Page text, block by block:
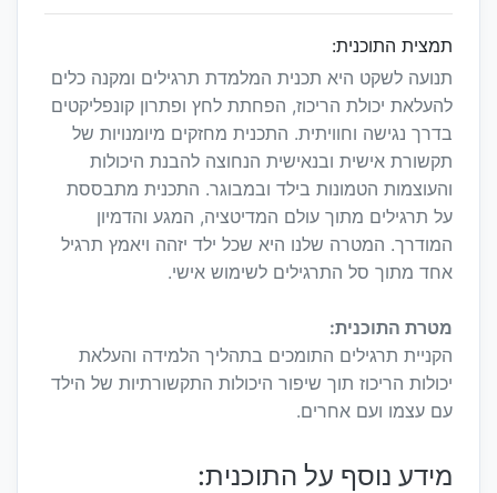
תמצית התוכנית:
תנועה לשקט היא תכנית המלמדת תרגילים ומקנה כלים
להעלאת יכולת הריכוז, הפחתת לחץ ופתרון קונפליקטים
בדרך נגישה וחוויתית. התכנית מחזקים מיומנויות של
תקשורת אישית ובנאישית הנחוצה להבנת היכולות
והעוצמות הטמונות בילד ובמבוגר. התכנית מתבססת
על תרגילים מתוך עולם המדיטציה, המגע והדמיון
המודרך. המטרה שלנו היא שכל ילד יזהה ויאמץ תרגיל
אחד מתוך סל התרגילים לשימוש אישי.
מטרת התוכנית:
הקניית תרגילים התומכים בתהליך הלמידה והעלאת
יכולות הריכוז תוך שיפור היכולות התקשורתיות של הילד
עם עצמו ועם אחרים.
מידע נוסף על התוכנית: